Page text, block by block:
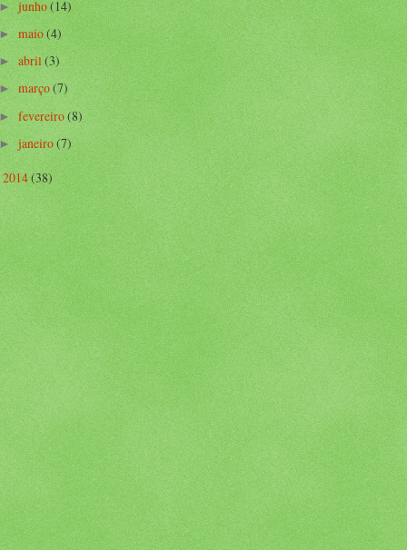
junho(14)
maio(4)
abril(3)
março(7)
fevereiro(8)
janeiro(7)
2014(38)